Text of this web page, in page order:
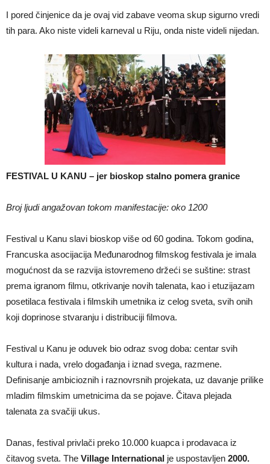
I pored činjenice da je ovaj vid zabave veoma skup sigurno vredi
tih para. Ako niste videli karneval u Riju, onda niste videli nijedan.
FESTIVAL U KANU – jer bioskop stalno pomera granice
Broj ljudi angažovan tokom manifestacije: oko 1200
Festival u Kanu slavi bioskop više od 60 godina. Tokom godina,
Francuska asocijacija Međunarodnog filmskog festivala je imala
mogućnost da se razvija istovremeno držeći se suštine: strast
prema igranom filmu, otkrivanje novih talenata, kao i etuzijazam
posetilaca festivala i filmskih umetnika iz celog sveta, svih onih
koji doprinose stvaranju i distribuciji filmova.
Festival u Kanu je oduvek bio odraz svog doba: centar svih
kultura i nada, vrelo događanja i iznad svega, razmene.
Definisanje ambicioznih i raznovrsnih projekata, uz davanje prilike
mladim filmskim umetnicima da se pojave. Čitava plejada
talenata za svačiji ukus.
Danas, festival privlači preko 10.000 kuapca i prodavaca iz
čitavog sveta. The Village International je uspostavljen 2000.